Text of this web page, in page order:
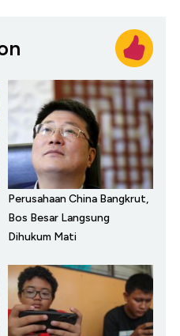
Perusahaan China Bangkrut,
Bos Besar Langsung
Dihukum Mati